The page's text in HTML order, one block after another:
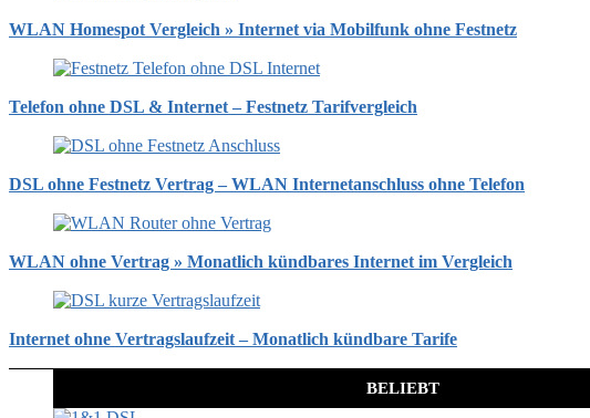
WLAN Homespot Vergleich » Internet via Mobilfunk ohne Festnetz
Telefon ohne DSL & Internet – Festnetz Tarifvergleich
DSL ohne Festnetz Vertrag – WLAN Internetanschluss ohne Telefon
WLAN ohne Vertrag » Monatlich kündbares Internet im Vergleich
Internet ohne Vertragslaufzeit – Monatlich kündbare Tarife
BELIEBT